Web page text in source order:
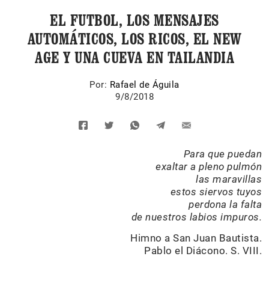
EL FUTBOL, LOS MENSAJES
AUTOMÁTICOS, LOS RICOS, EL NEW
AGE Y UNA CUEVA EN TAILANDIA
Por: Rafael de Águila
9/8/2018
Para que puedan
exaltar a pleno pulmón
las maravillas
estos siervos tuyos
perdona la falta
de nuestros labios impuros.
Himno a San Juan Bautista.
Pablo el Diácono. S. VIII.